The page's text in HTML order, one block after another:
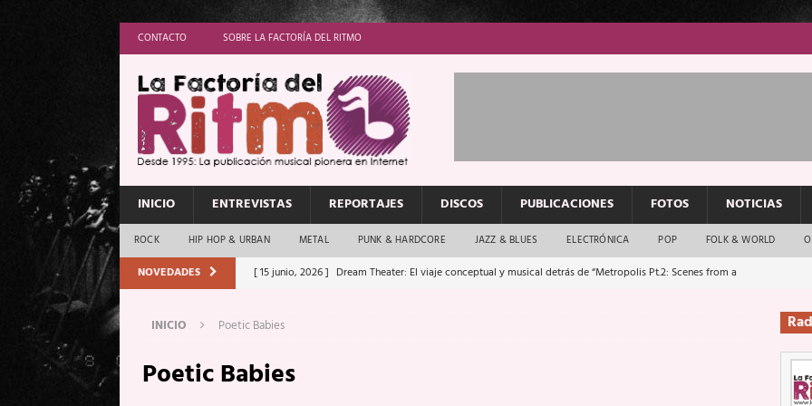
CONTACTO SOBRE LA FACTORÍA DEL RITMO
INICIO ENTREVISTAS REPORTAJES DISCOS PUBLICACIONES FOTOS NOTICIAS
ROCK HIP HOP & URBAN METAL PUNK & HARDCORE JAZZ & BLUES ELECTRÓNICA POP FOLK & WORLD
NOVEDADES [ 15 junio, 2026 ] Dream Theater: El viaje conceptual y musical detrás de “Metropolis Pt.2: Scenes from a
[ 11 junio, 2026 ]
[ 1 junio, 2026 ]
INICIO Poetic Babies
Poetic Babies